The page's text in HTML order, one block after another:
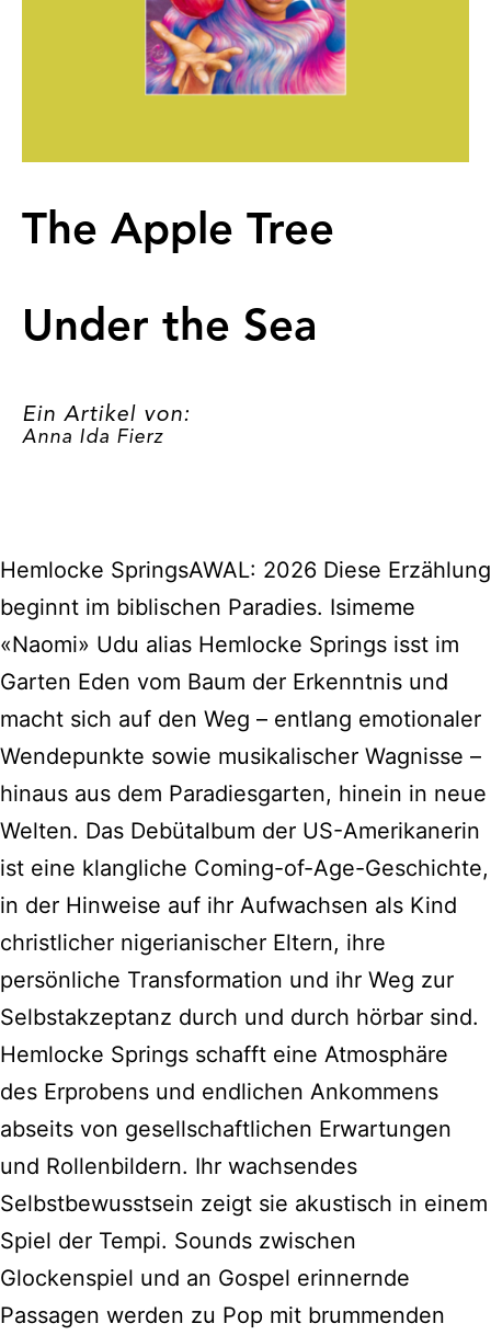
The Apple Tree
Under the Sea
Ein Artikel von:
Anna Ida Fierz
Hemlocke SpringsAWAL: 2026 Diese Erzählung
beginnt im biblischen Paradies. Isimeme
«Naomi» Udu alias Hemlocke Springs isst im
Garten Eden vom Baum der Erkenntnis und
macht sich auf den Weg – entlang emotionaler
Wendepunkte sowie musikalischer Wagnisse –
hinaus aus dem Paradiesgarten, hinein in neue
Welten. Das Debütalbum der US-Amerikanerin
ist eine klangliche Coming-of-Age-Geschichte,
in der Hinweise auf ihr Aufwachsen als Kind
christlicher nigerianischer Eltern, ihre
persönliche Transformation und ihr Weg zur
Selbstakzeptanz durch und durch hörbar sind.
Hemlocke Springs schafft eine Atmosphäre
des Erprobens und endlichen Ankommens
abseits von gesellschaftlichen Erwartungen
und Rollenbildern. Ihr wachsendes
Selbstbewusstsein zeigt sie akustisch in einem
Spiel der Tempi. Sounds zwischen
Glockenspiel und an Gospel erinnernde
Passagen werden zu Pop mit brummenden